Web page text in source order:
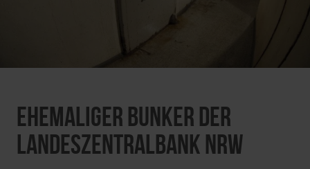
Ehemaliger Bunker der
Landeszentralbank NRW